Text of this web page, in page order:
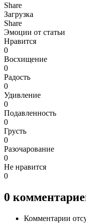
Share
Загрузка
Share
Эмоции от статьи
Нравится
0
Восхищение
0
Радость
0
Удивление
0
Подавленность
0
Грусть
0
Разочарование
0
Не нравится
0
0
Комментарии